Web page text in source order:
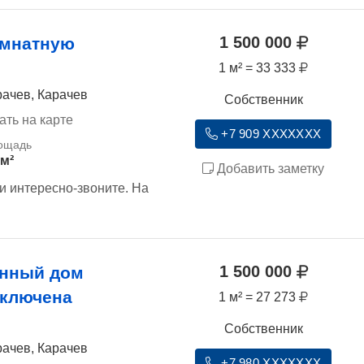
Карачев
на карте
интересно-звоните. На
1 500 000
1 м² = 33 333
Собственник
+7 909 XXXXXXX
Добавить заметку
дом
Карачев
1 500 000
1 м² = 27 273
Собственник